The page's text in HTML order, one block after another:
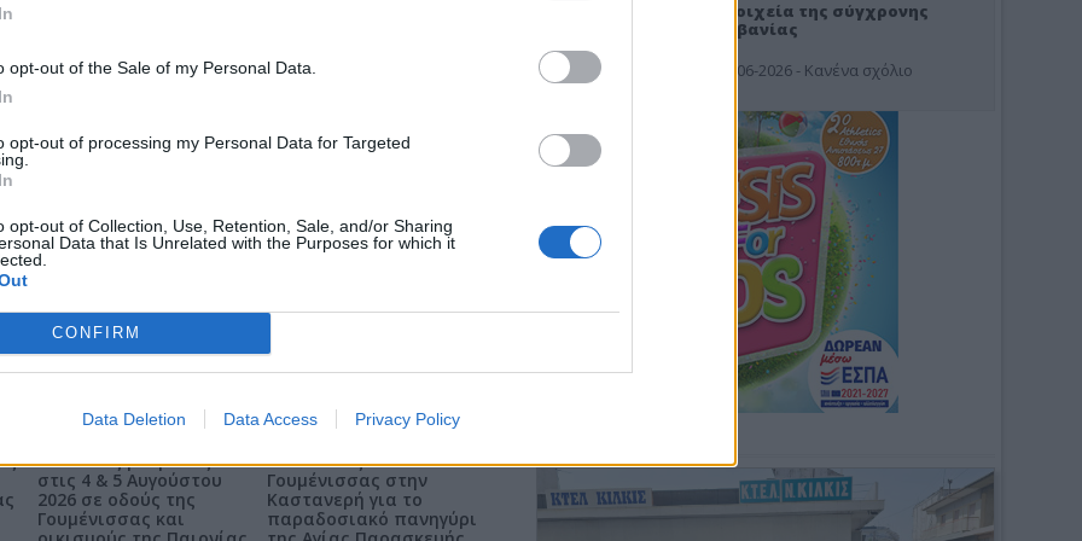
opt-out of the Sale of my Personal Data.
opt-out of processing my Personal Data for Targeted
opt-out of Collection, Use, Retention, Sale, and/or Sharing
Data that Is Unrelated with the Purposes for which it
CONFIRM
Data Deletion Data Access Privacy Policy
στην 4
επιδιόρθωση του ενός ασανσέρ!
ή επισκεπτών. Το ποιο σοβαρό είναι πως δεν
Αφού με το ίδιο ασανσέρ μεταφέρονται
ασθενών, τρόφιμα και πάει λέγοντας...!
που ο Υπουργός δεν μας είπε και γκρινιάρηδες!
Διακοπές ρεύματος
στις 4 & 5 Αυγούστου
2026 σε οδούς της
Γουμένισσας και
Οι Παίονες
Γουμένισσας στην
Καστανερή για το
παραδοσιακό πανηγύρι
Στοιχεία της σύγχρονης
Αλβανίας
19-06-2026 - Κανένα σχόλιο